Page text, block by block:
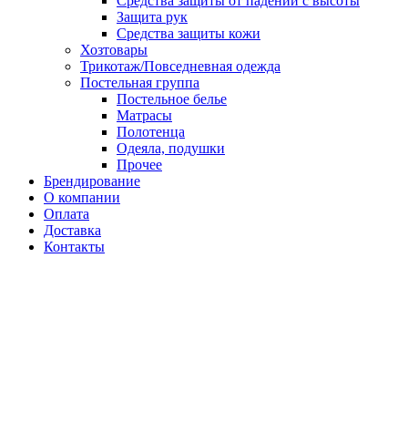
Защита рук
Средства защиты кожи
Хозтовары
Трикотаж/Повседневная одежда
Постельная группа
Постельное белье
Матрасы
Полотенца
Одеяла, подушки
Прочее
Брендирование
О компании
Оплата
Доставка
Контакты